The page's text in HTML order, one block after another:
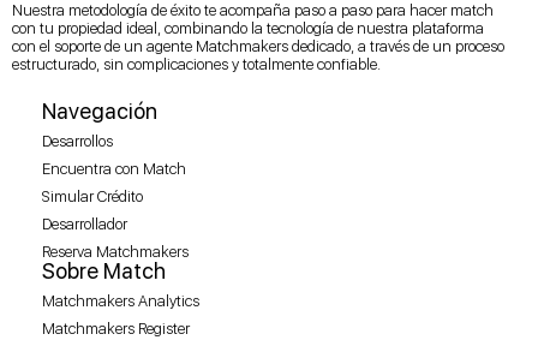
Nuestra metodología de éxito te acompaña paso a paso para hacer match
con tu propiedad ideal, combinando la tecnología de nuestra plataforma
con el soporte de un agente Matchmakers dedicado, a través de un proceso
estructurado, sin complicaciones y totalmente confiable.
Navegación
Desarrollos
Encuentra con Match
Simular Crédito
Desarrollador
Reserva Matchmakers
Sobre Match
Matchmakers Analytics
Matchmakers Register